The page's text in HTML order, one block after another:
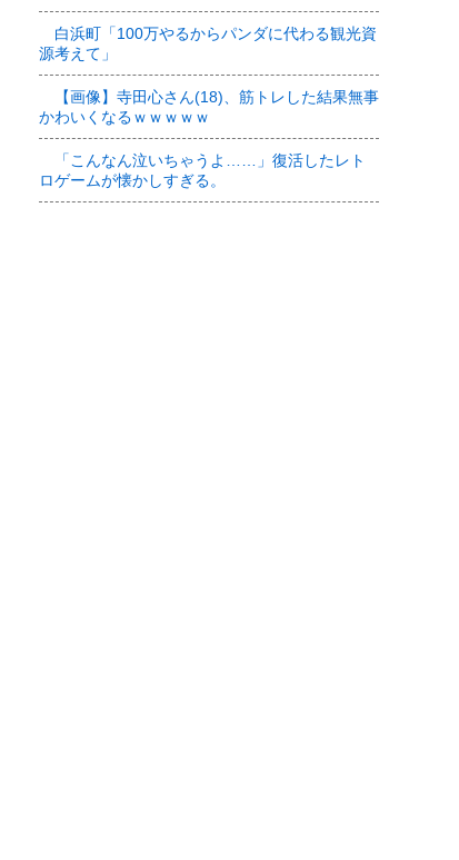
白浜町「100万やるからパンダに代わる観光資
源考えて」
【画像】寺田心さん(18)、筋トレした結果無事
かわいくなるｗｗｗｗｗ
「こんなん泣いちゃうよ……」復活したレト
ロゲームが懐かしすぎる。